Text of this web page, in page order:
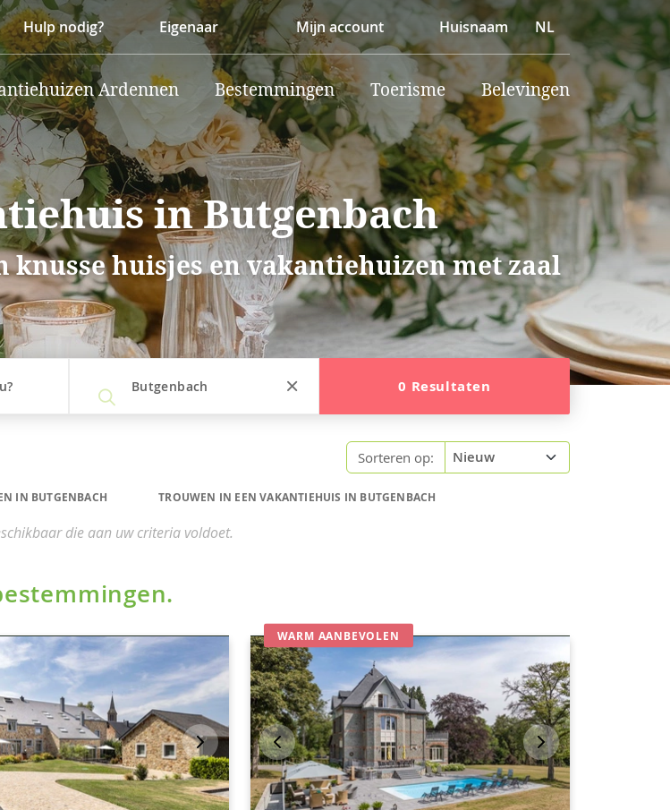
Hulp nodig? Eigenaar Mijn account Huisnaam NL
Ardennen Bestemmingen Toerisme Belevingen
in Butgenbach
knusse huisjes en vakantiehuizen met zaal
Butgenbach 0 Resultaten
Sorteren op:
IN BUTGENBACH TROUWEN IN EEN VAKANTIEHUIS IN BUTGENBACH
die aan uw criteria voldoet.